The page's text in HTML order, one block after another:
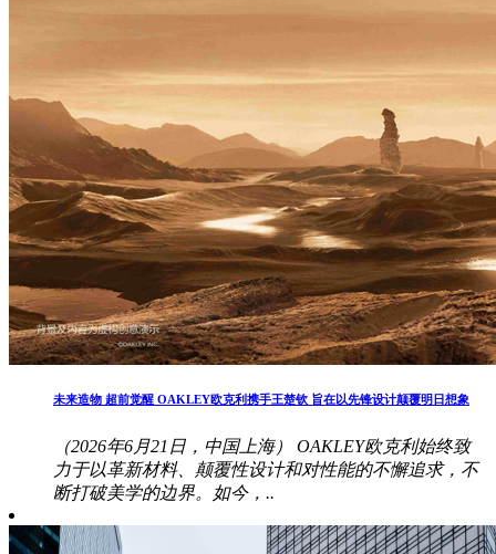
未来造物 超前觉醒 OAKLEY欧克利携手王楚钦 旨在以先锋设计颠覆明日想象
（2026年6月21日，中国上海） OAKLEY欧克利始终致
力于以革新材料、颠覆性设计和对性能的不懈追求，不
断打破美学的边界。如今，..